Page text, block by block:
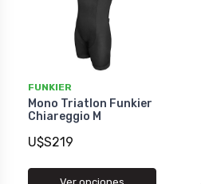
FUNKIER
Mono Triatlon Funkier
Chiareggio M
U$S219